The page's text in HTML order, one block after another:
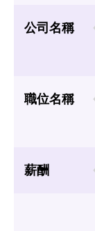
公司名稱
職位名稱
薪酬